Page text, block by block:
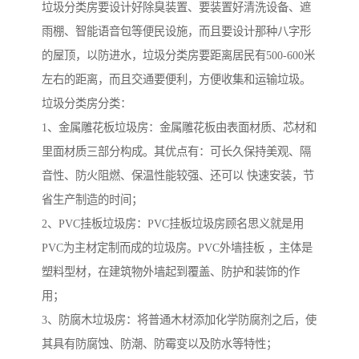
垃圾分类房要设计好除臭装置、要装置好清洗设备、遮
雨棚、智能语音包等便民设施，而且要设计那种八字形
的屋顶，以防进水，垃圾分类房要距离居民有500-600米
左右的距离，而且交通要便利，方便收集和运输垃圾。
垃圾分类房分类：
1、金属雕花板垃圾房：金属雕花板由表面材质、芯材和
里面材质三部分构成。其优点有：可长久保持美观、隔
音性、防火阻燃、保温性能较强、还可以 快速安装，节
省生产制造的时间；
2、PVC挂板垃圾房：PVC挂板垃圾房顾名思义就是用
PVC为主材定制而成的垃圾房。PVC外墙挂板 ，主体是
塑料型材，在建筑物外墙起到覆盖、防护和装饰的作
用；
3、防腐木垃圾房：将普通木材添加化学防腐剂之后，使
其具有防腐蚀、防潮、防霉变以及防水等特性；